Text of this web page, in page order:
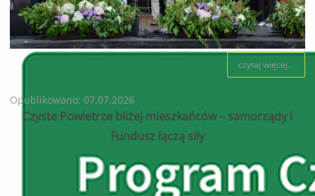
czytaj więcej...
Opublikowano: 07.07.2026
Czyste Powietrze bliżej mieszkańców – samorządy i
Fundusz łączą siły